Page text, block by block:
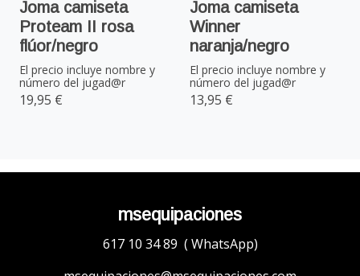
Joma camiseta
Proteam II rosa
flúor/negro
El precio incluye nombre y
número del jugad@r
19,95 €
Joma camiseta
Winner
naranja/negro
El precio incluye nombre y
número del jugad@r
13,95 €
msequipaciones
617 10 34 89 ( WhatsApp)